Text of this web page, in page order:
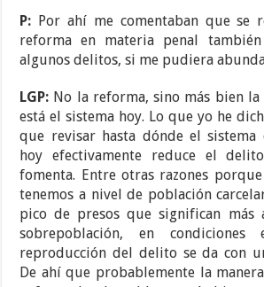
P: Por ahí me comentaban que se
reforma en materia penal
algunos delitos, si me pudiera
LGP: No la reforma, sino más bien
está el sistema hoy. Lo que yo he
que revisar hasta dónde el sistema
hoy efectivamente reduce el
fomenta. Entre otras razones
tenemos a nivel de población
pico de presos que significan más
sobrepoblación, en
reproducción del delito se da con
De ahí que probablemente la